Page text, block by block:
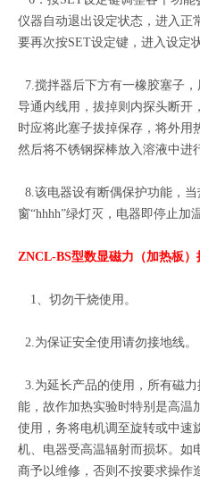
仪器自动退出设定状态，进入正
要再次按SET设定键，进入设定
7.搅拌器后下方有一橡胶塞子
导通内线用，拔掉则内探头断开
时应将此塞子拔掉保存，将外用
然后将不锈钢探棒放入溶液中进
8.该电器设有断偶保护功能，
窗“hhhh”绿灯灭，电器即停止加
ZNCL-BS型数显磁力（加热板）
1、切勿干烧使用。
2.为保证安全使用请勿接地线。
3.为延长产品的使用，所有磁
能，故作加热实验时特别是高温
使用，务将电机调至旋转或中速
机、电器受高温辐射而损坏。如
商予以维修，否则不按要求操作